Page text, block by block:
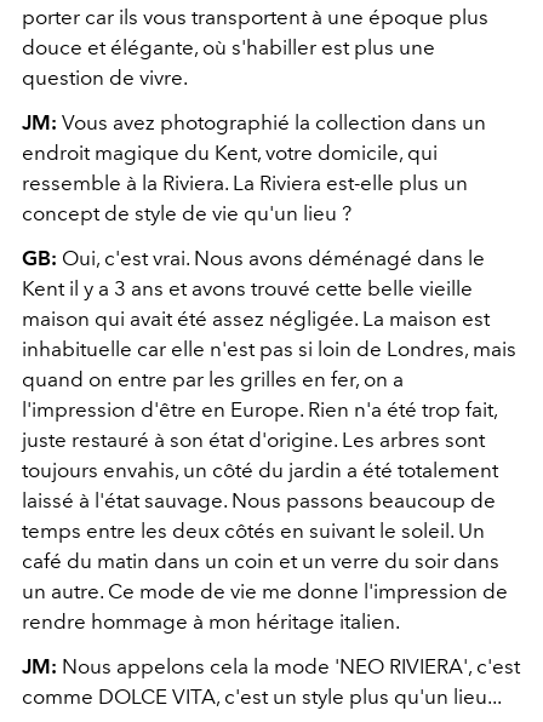
porter car ils vous transportent à une époque plus
douce et élégante, où s'habiller est plus une
question de vivre.
JM: Vous avez photographié la collection dans un
endroit magique du Kent, votre domicile, qui
ressemble à la Riviera. La Riviera est-elle plus un
concept de style de vie qu'un lieu ?
GB: Oui, c'est vrai. Nous avons déménagé dans le
Kent il y a 3 ans et avons trouvé cette belle vieille
maison qui avait été assez négligée. La maison est
inhabituelle car elle n'est pas si loin de Londres, mais
quand on entre par les grilles en fer, on a
l'impression d'être en Europe. Rien n'a été trop fait,
juste restauré à son état d'origine. Les arbres sont
toujours envahis, un côté du jardin a été totalement
laissé à l'état sauvage. Nous passons beaucoup de
temps entre les deux côtés en suivant le soleil. Un
café du matin dans un coin et un verre du soir dans
un autre. Ce mode de vie me donne l'impression de
rendre hommage à mon héritage italien.
JM: Nous appelons cela la mode 'NEO RIVIERA', c'est
comme DOLCE VITA, c'est un style plus qu'un lieu...